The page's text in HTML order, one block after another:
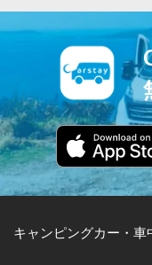
キャンピングカー・車